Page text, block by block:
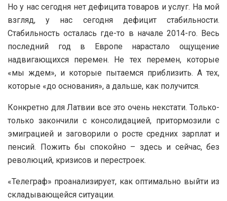
Но у нас сегодня нет дефицита товаров и услуг. На мой
взгляд, у нас сегодня дефицит стабильности.
Стабильность осталась где-то в начале 2014-го. Весь
последний год в Европе нарастало ощущение
надвигающихся перемен. Не тех перемен, которые
«мы ждем», и которые пытаемся приблизить. А тех,
которые «до основания», а дальше, как получится.
Конкретно для Латвии все это очень некстати. Только-
только закончили с консолидацией, притормозили с
эмиграцией и заговорили о росте средних зарплат и
пенсий. Пожить бы спокойно – здесь и сейчас, без
революций, кризисов и перестроек.
«Телеграф» проанализирует, как оптимально выйти из
складывающейся ситуации.